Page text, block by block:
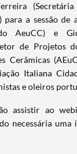
a sessão de
AeuCC) e
de Projetos
Cerâmicas
Italiana
e oleiros
assistir ao
necessária uma